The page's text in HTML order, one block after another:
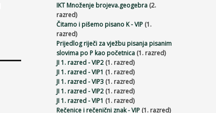
IKT Množenje brojeva.geogebra (2.
razred)
Čitamo i pišemo pisano K - VIP (1.
razred)
Prijedlog riječi za vježbu pisanja pisanim
slovima po P kao početnica (1. razred)
JI 1. razred - VIP2 (1. razred)
JI 1. razred - VIP1 (1. razred)
JI 1. razred - VIP3 (1. razred)
JI 1. razred - VIP2 (1. razred)
JI 1. razred - VIP1 (1. razred)
Rečenice i rečenični znak - VIP (1. razred)